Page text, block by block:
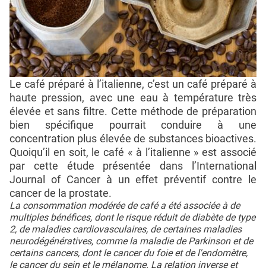
Le café préparé à l’italienne, c’est un café préparé à
haute pression, avec une eau à température très
élevée et sans filtre. Cette méthode de préparation
bien spécifique pourrait conduire à une
concentration plus élevée de substances bioactives.
Quoiqu’il en soit, le café « à l’italienne » est associé
par cette étude présentée dans l’International
Journal of Cancer à un effet préventif contre le
cancer de la prostate.
La consommation modérée de café a été associée à de
multiples bénéfices, dont le risque réduit de diabète de type
2, de maladies cardiovasculaires, de certaines maladies
neurodégénératives, comme la maladie de Parkinson et de
certains cancers, dont le cancer du foie et de l'endomètre,
le cancer du sein et le mélanome. La relation inverse et